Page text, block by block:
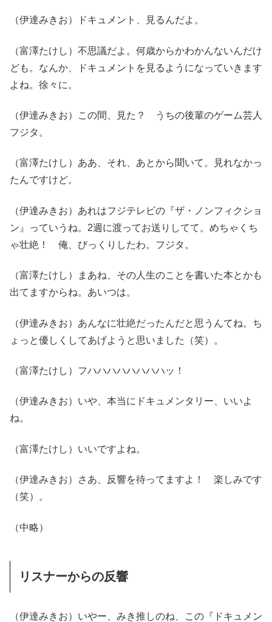
（伊達みきお）ドキュメント、見るんだよ。
（富澤たけし）不思議だよ。何歳からかわかんないんだけ
ども。なんか、ドキュメントを見るようになっていきます
よね。徐々に。
（伊達みきお）この間、見た？ うちの後輩のゲーム芸人
フジタ。
（富澤たけし）ああ、それ、あとから聞いて。見れなかっ
たんですけど。
（伊達みきお）あれはフジテレビの『ザ・ノンフィクショ
ン』っていうね。2週に渡ってお送りしてて。めちゃくち
ゃ壮絶！ 俺、びっくりしたわ。フジタ。
（富澤たけし）まあね、その人生のことを書いた本とかも
出てますからね。あいつは。
（伊達みきお）あんなに壮絶だったんだと思うんてね。ち
ょっと優しくしてあげようと思いました（笑）。
（富澤たけし）フハハハハハハハハッ！
（伊達みきお）いや、本当にドキュメンタリー、いいよ
ね。
（富澤たけし）いいですよね。
（伊達みきお）さあ、反響を待ってますよ！ 楽しみです
（笑）。
（中略）
リスナーからの反響
（伊達みきお）いやー、みき推しのね、この『ドキュメン